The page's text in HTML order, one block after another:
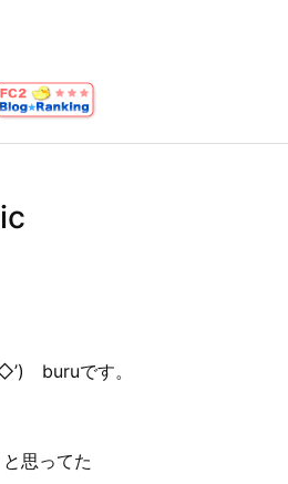
ゞburuです。
思ってた